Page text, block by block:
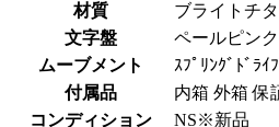
材質
ブライトチ
文字盤
ペールピンク
ムーブメント
ｽﾌﾟﾘﾝｸﾞﾄﾞﾗｲﾌ
付属品
内箱 外箱 保
コンディション
NS※新品